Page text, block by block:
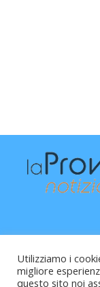
Utilizziamo i
migliore
questo sito noi